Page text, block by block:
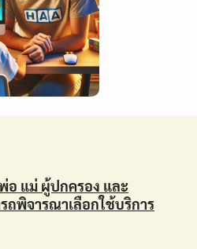
อ แม่ ผู้ปกครอง และ
ถพิจารณาเลือกใช้บริการ